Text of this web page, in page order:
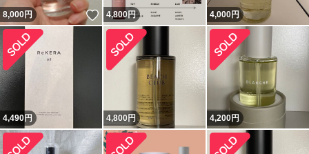
8,000円 いいね！
4,800円 4,000円
4,490円 4,800円 4,200円